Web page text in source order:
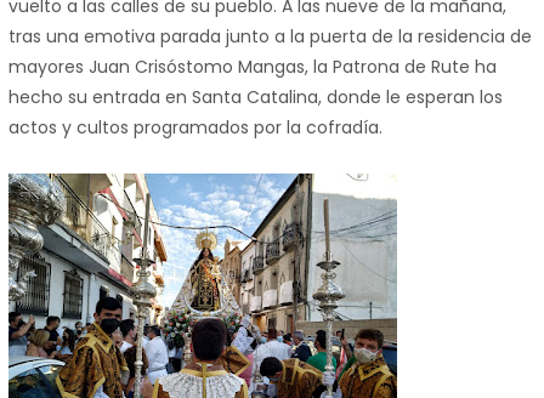
vuelto a las calles de su pueblo. A las nueve de la mañana,
tras una emotiva parada junto a la puerta de la residencia de
mayores Juan Crisóstomo Mangas, la Patrona de Rute ha
hecho su entrada en Santa Catalina, donde le esperan los
actos y cultos programados por la cofradía.